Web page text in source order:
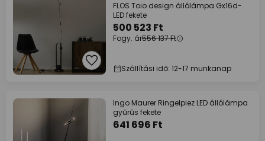
FLOS Toio design állólámpa Gx16d-
LED fekete
500 523 Ft
Fogy. ár556 137 Ft
Szállítási idő: 12-17 munkanap
Ingo Maurer Ringelpiez LED állólámpa
gyűrűs fekete
641 696 Ft